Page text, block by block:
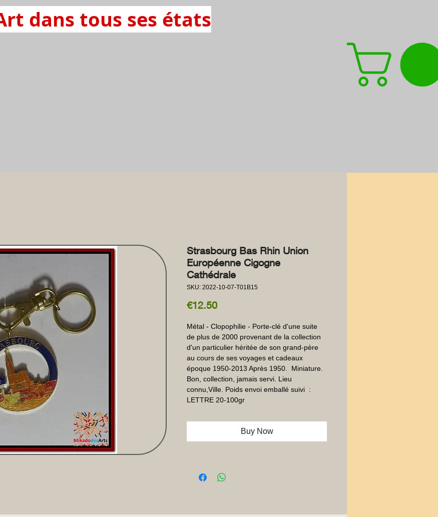
dans tous ses états
Strasbourg Bas Rhin Union
Européenne Cigogne
Cathédrale
SKU: 2022-10-07-T01B15
€12.50Price
Métal - Clopophilie - Porte-clé d'une suite
de plus de 2000 provenant de la collection
d'un particulier héritée de son grand-père
au cours de ses voyages et cadeaux
époque 1950-2013 Après 1950.  Miniature.
Bon, collection, jamais servi. Lieu
connu,Ville. Poids envoi emballé suivi  :
LETTRE 20-100gr
Buy Now